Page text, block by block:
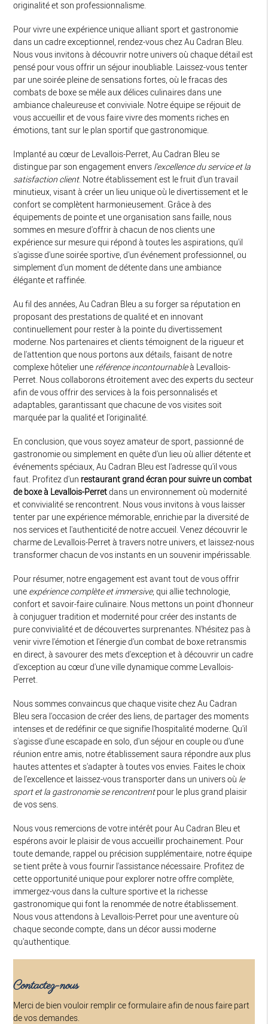
originalité et son professionnalisme.
Pour vivre une expérience unique alliant sport et gastronomie
dans un cadre exceptionnel, rendez-vous chez Au Cadran Bleu.
Nous vous invitons à découvrir notre univers où chaque détail est
pensé pour vous offrir un séjour inoubliable. Laissez-vous tenter
par une soirée pleine de sensations fortes, où le fracas des
combats de boxe se mêle aux délices culinaires dans une
ambiance chaleureuse et conviviale. Notre équipe se réjouit de
vous accueillir et de vous faire vivre des moments riches en
émotions, tant sur le plan sportif que gastronomique.
Implanté au cœur de Levallois-Perret, Au Cadran Bleu se
distingue par son engagement envers l'excellence du service et la
satisfaction client. Notre établissement est le fruit d'un travail
minutieux, visant à créer un lieu unique où le divertissement et le
confort se complètent harmonieusement. Grâce à des
équipements de pointe et une organisation sans faille, nous
sommes en mesure d'offrir à chacun de nos clients une
expérience sur mesure qui répond à toutes les aspirations, qu'il
s'agisse d'une soirée sportive, d'un événement professionnel, ou
simplement d'un moment de détente dans une ambiance
élégante et raffinée.
Au fil des années, Au Cadran Bleu a su forger sa réputation en
proposant des prestations de qualité et en innovant
continuellement pour rester à la pointe du divertissement
moderne. Nos partenaires et clients témoignent de la rigueur et
de l'attention que nous portons aux détails, faisant de notre
complexe hôtelier une référence incontournableà Levallois-
Perret. Nous collaborons étroitement avec des experts du secteur
afin de vous offrir des services à la fois personnalisés et
adaptables, garantissant que chacune de vos visites soit
marquée par la qualité et l'originalité.
En conclusion, que vous soyez amateur de sport, passionné de
gastronomie ou simplement en quête d'un lieu où allier détente et
événements spéciaux, Au Cadran Bleu est l'adresse qu'il vous
faut. Profitez d'un restaurant grand écran pour suivre un combat
de boxe à Levallois-Perretdans un environnement où modernité
et convivialité se rencontrent. Nous vous invitons à vous laisser
tenter par une expérience mémorable, enrichie par la diversité de
nos services et l'authenticité de notre accueil. Venez découvrir le
charme de Levallois-Perret à travers notre univers, et laissez-nous
transformer chacun de vos instants en un souvenir impérissable.
Pour résumer, notre engagement est avant tout de vous offrir
une expérience complète et immersive, qui allie technologie,
confort et savoir-faire culinaire. Nous mettons un point d'honneur
à conjuguer tradition et modernité pour créer des instants de
pure convivialité et de découvertes surprenantes. N'hésitez pas à
venir vivre l'émotion et l'énergie d'un combat de boxe retransmis
en direct, à savourer des mets d'exception et à découvrir un cadre
d'exception au cœur d'une ville dynamique comme Levallois-
Perret.
Nous sommes convaincus que chaque visite chez Au Cadran
Bleu sera l'occasion de créer des liens, de partager des moments
intenses et de redéfinir ce que signifie l'hospitalité moderne. Qu'il
s'agisse d'une escapade en solo, d'un séjour en couple ou d'une
réunion entre amis, notre établissement saura répondre aux plus
hautes attentes et s'adapter à toutes vos envies. Faites le choix
de l'excellence et laissez-vous transporter dans un univers où le
sport et la gastronomie se rencontrentpour le plus grand plaisir
de vos sens.
Nous vous remercions de votre intérêt pour Au Cadran Bleu et
espérons avoir le plaisir de vous accueillir prochainement. Pour
toute demande, rappel ou précision supplémentaire, notre équipe
se tient prête à vous fournir l'assistance nécessaire. Profitez de
cette opportunité unique pour explorer notre offre complète,
immergez-vous dans la culture sportive et la richesse
gastronomique qui font la renommée de notre établissement.
Nous vous attendons à Levallois-Perret pour une aventure où
chaque seconde compte, dans un décor aussi moderne
qu'authentique.
Contactez-nous
Merci de bien vouloir remplir ce formulaire afin de nous faire part
de vos demandes.